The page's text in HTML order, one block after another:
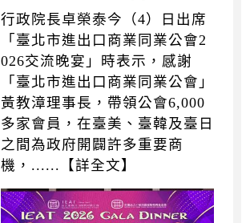
行政院長卓榮泰今（4）日出席
「臺北市進出口商業同業公會2
026交流晚宴」時表示，感謝
「臺北市進出口商業同業公會」
黃教漳理事長，帶領公會6,000
多家會員，在臺美、臺韓及臺日
之間為政府開闢許多重要商
機，......【詳全文】